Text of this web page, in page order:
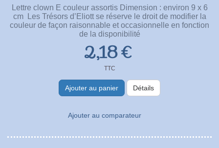
Lettre clown E couleur assortis Dimension : environ 9 x 6
cm Les Trésors d’Eliott se réserve le droit de modifier la
couleur de façon raisonnable et occasionnelle en fonction
de la disponibilité
2,18 €
TTC
Ajouter au panier Détails
Ajouter au comparateur